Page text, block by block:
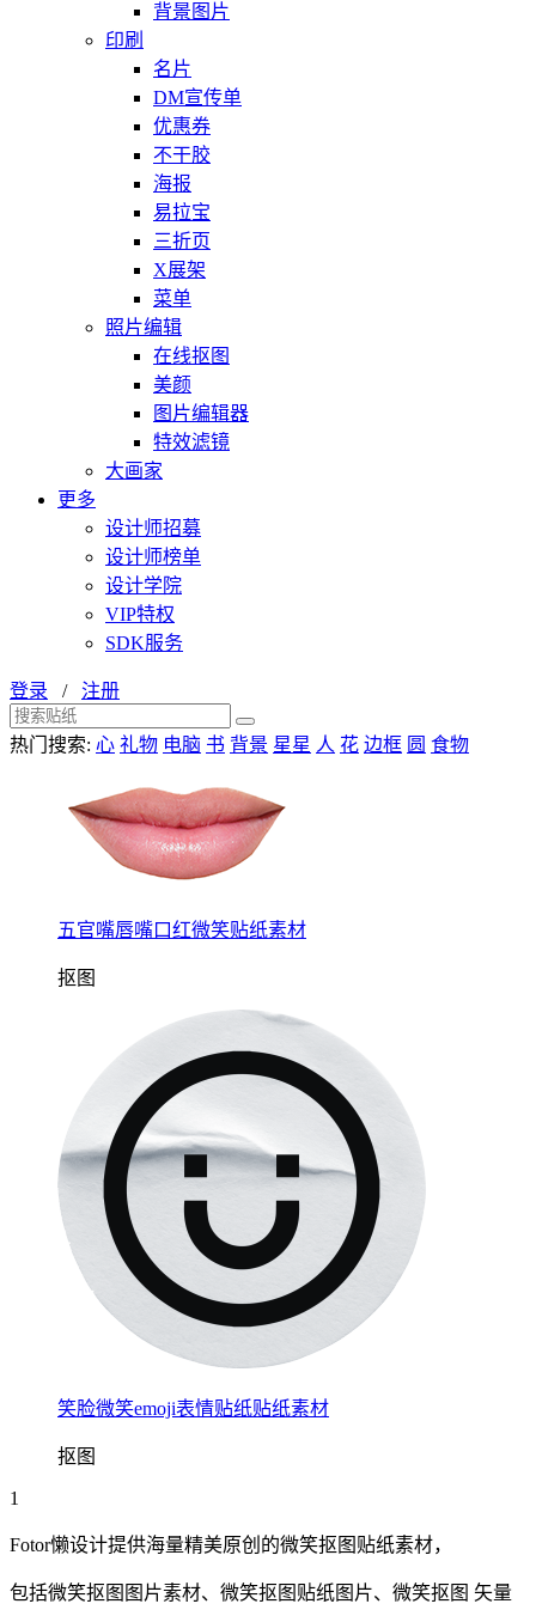
背景图片
印刷
名片
DM宣传单
优惠券
不干胶
海报
易拉宝
三折页
X展架
菜单
照片编辑
在线抠图
美颜
图片编辑器
特效滤镜
大画家
更多
设计师招募
设计师榜单
设计学院
VIP特权
SDK服务
登录 / 注册
热门搜索: 心 礼物 电脑 书 背景 星星 人 花 边框 圆 食物
五官嘴唇嘴口红微笑贴纸素材
抠图
笑脸微笑emoji表情贴纸贴纸素材
抠图
1
Fotor懒设计提供海量精美原创的微笑抠图贴纸素材，
包括微笑抠图图片素材、微笑抠图贴纸图片、微笑抠图 矢量